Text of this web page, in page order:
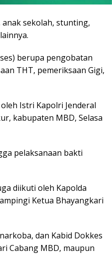
sekolah, stunting,
berupa pengobatan
THT, pemeriksaan Gigi,
Istri Kapolri Jenderal
kabupaten MBD, Selasa
pelaksanaan bakti
diikuti oleh Kapolda
Ketua Bhayangkari
dan Kabid Dokkes
Cabang MBD, maupun